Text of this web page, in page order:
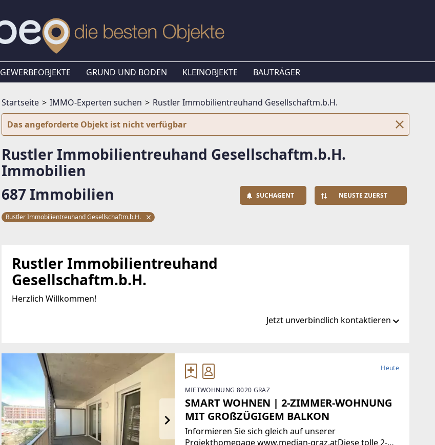
GEWERBEOBJEKTE GRUND UND BODEN KLEINOBJEKTE BAUTRÄGER
Startseite IMMO-Experten suchen
Rustler Immobilientreuhand Gesellschaftm.b.H.
Das angeforderte Objekt ist nicht verfügbar
Rustler Immobilientreuhand Gesellschaftm.b.H.
Immobilien
687 Immobilien
SUCHAGENT NEUSTE ZUERST
Rustler Immobilientreuhand Gesellschaftm.b.H.
Rustler Immobilientreuhand
Gesellschaftm.b.H.
Herzlich Willkommen!
Jetzt unverbindlich kontaktieren
Mariahilfer Straße 196
1150 Wien, Rudolfsheim-
Fünfhaus
TELEFON
01 894 97 49
http://www.makler.rustler.eu
EMAIL
office@makler.rustler.eu
Heute
MIETWOHNUNG 8020 GRAZ
SMART WOHNEN | 2-ZIMMER-WOHNUNG
MIT GROßZÜGIGEM BALKON
Informieren Sie sich gleich auf unserer
Projekthomepage www.median-graz.atDiese tolle 2-